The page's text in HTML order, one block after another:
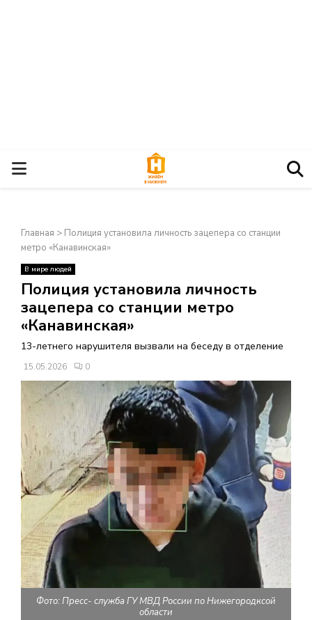
О
Н
О
В
Н
О
Е
М
Е
Н
Ю
Главная > Полиция установила личность зацепера со станции
метро «Канавинская»
В мире людей
Полиция установила личность
зацепера со станции метро
«Канавинская»
13-летнего нарушителя вызвали на беседу в отделение
15.05.2026 0
Фото: Пресс- служба ГУ МВД России по Нижегородксой
области